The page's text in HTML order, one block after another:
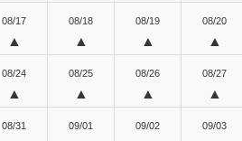
08/17
▲
08/18
▲
08/19
▲
08/20
▲
08/24
▲
08/25
▲
08/26
▲
08/27
▲
08/31 09/01 09/02 09/03